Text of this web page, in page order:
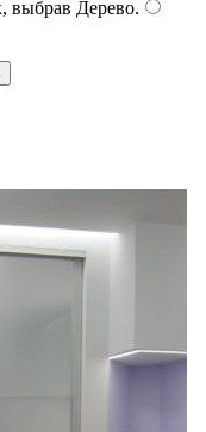
выбрав Дерево.